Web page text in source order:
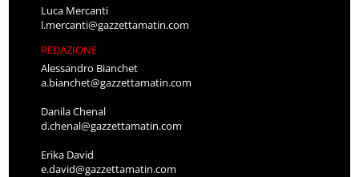
Luca Mercanti
l.mercanti@gazzettamatin.com
REDAZIONE
Alessandro Bianchet
a.bianchet@gazzettamatin.com
Danila Chenal
d.chenal@gazzettamatin.com
Erika David
e.david@gazzettamatin.com